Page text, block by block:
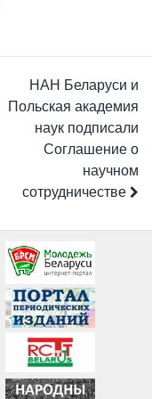
НАН Беларуси и
Польская академия
наук подписали
Соглашение о
научном
сотрудничестве